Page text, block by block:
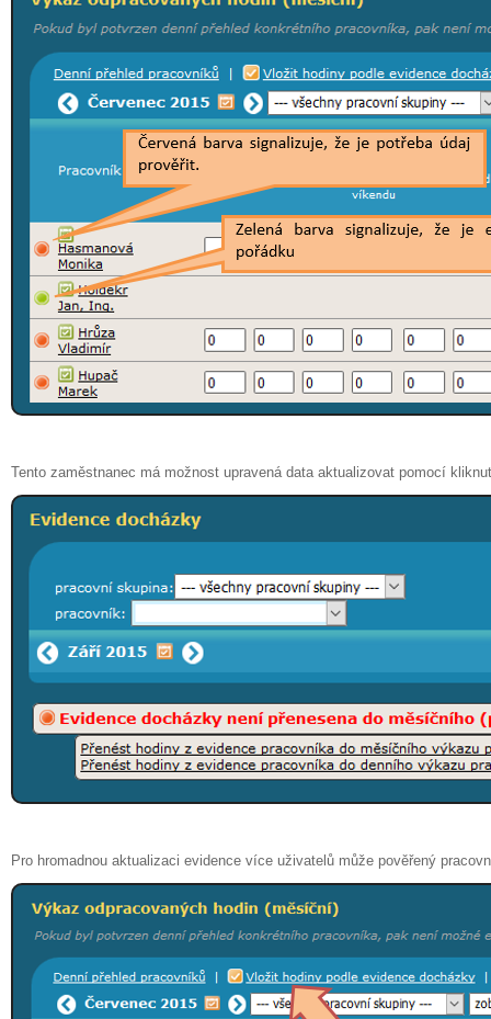
Tento zaměstnanec má možnost upravená data aktualizovat pomocí
Pro hromadnou aktualizaci evidence více uživatelů může pověřený